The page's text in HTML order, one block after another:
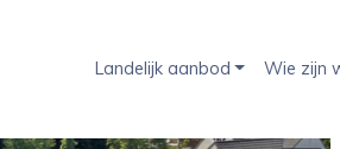
Landelijk aanbod Wie zijn